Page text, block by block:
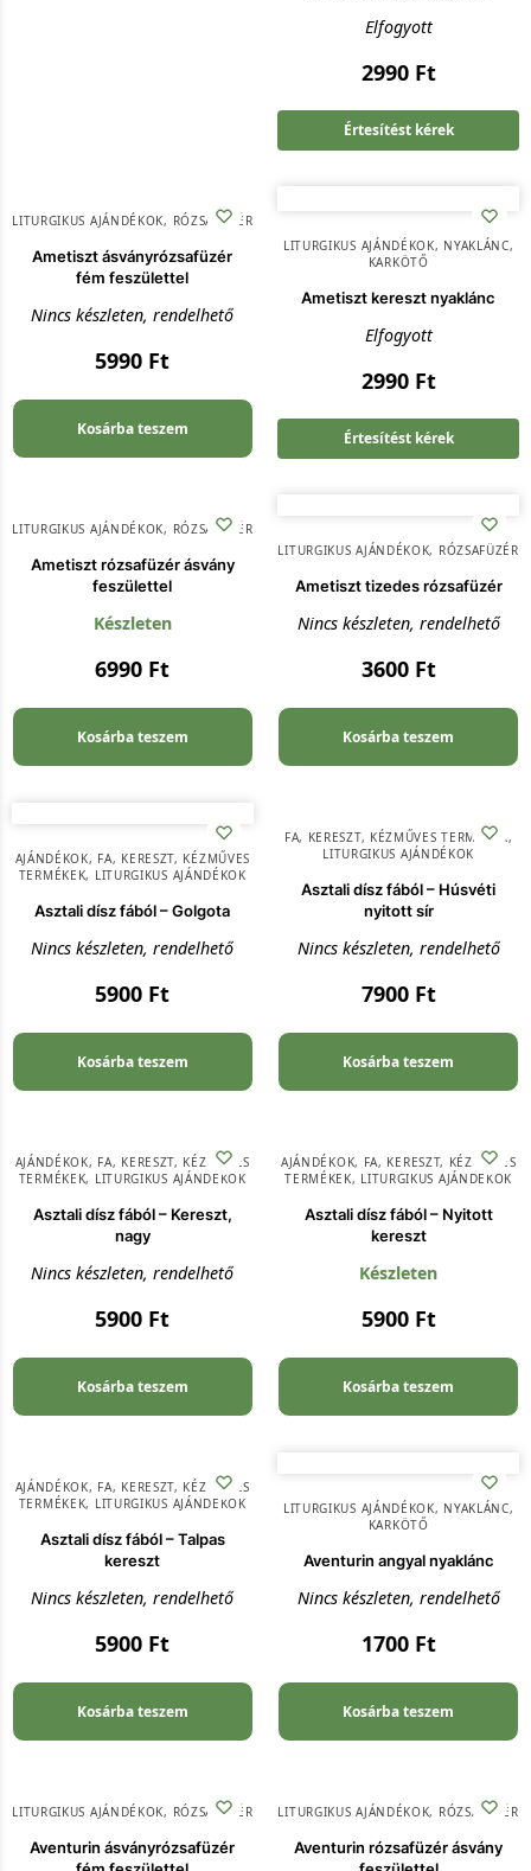
Elfogyott
2990 Ft
Értesítést kérek
LITURGIKUS AJÁNDÉKOK, RÓZSAFÜZÉR
Ametiszt ásványrózsafüzér
fém feszülettel
Nincs készleten, rendelhető
5990 Ft
Kosárba teszem
LITURGIKUS AJÁNDÉKOK, NYAKLÁNC,
KARKÖTŐ
Ametiszt kereszt nyaklánc
Elfogyott
2990 Ft
Értesítést kérek
LITURGIKUS AJÁNDÉKOK, RÓZSAFÜZÉR
Ametiszt rózsafüzér ásvány
feszülettel
Készleten
6990 Ft
Kosárba teszem
LITURGIKUS AJÁNDÉKOK, RÓZSAFÜZÉR
Ametiszt tizedes rózsafüzér
Nincs készleten, rendelhető
3600 Ft
Kosárba teszem
AJÁNDÉKOK, FA, KERESZT, KÉZMŰVES
TERMÉKEK, LITURGIKUS AJÁNDÉKOK
Asztali dísz fából – Golgota
Nincs készleten, rendelhető
5900 Ft
Kosárba teszem
FA, KERESZT, KÉZMŰVES TERMÉKEK,
LITURGIKUS AJÁNDÉKOK
Asztali dísz fából – Húsvéti
nyitott sír
Nincs készleten, rendelhető
7900 Ft
Kosárba teszem
AJÁNDÉKOK, FA, KERESZT, KÉZMŰVES
TERMÉKEK, LITURGIKUS AJÁNDÉKOK
Asztali dísz fából – Kereszt,
nagy
Nincs készleten, rendelhető
5900 Ft
Kosárba teszem
AJÁNDÉKOK, FA, KERESZT, KÉZMŰVES
TERMÉKEK, LITURGIKUS AJÁNDÉKOK
Asztali dísz fából – Nyitott
kereszt
Készleten
5900 Ft
Kosárba teszem
AJÁNDÉKOK, FA, KERESZT, KÉZMŰVES
TERMÉKEK, LITURGIKUS AJÁNDÉKOK
Asztali dísz fából – Talpas
kereszt
Nincs készleten, rendelhető
5900 Ft
Kosárba teszem
LITURGIKUS AJÁNDÉKOK, NYAKLÁNC,
KARKÖTŐ
Aventurin angyal nyaklánc
Nincs készleten, rendelhető
1700 Ft
Kosárba teszem
LITURGIKUS AJÁNDÉKOK, RÓZSAFÜZÉR
Aventurin ásványrózsafüzér
LITURGIKUS AJÁNDÉKOK, RÓZSAFÜZÉR
Aventurin rózsafüzér ásvány